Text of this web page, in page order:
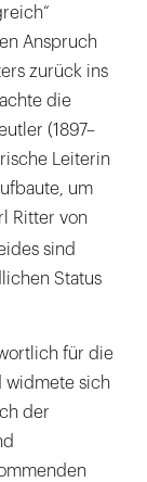
Anspruch
zurück ins
die
(1897–
Leiterin
um
Ritter von
sind
Status
für die
widmete sich
der